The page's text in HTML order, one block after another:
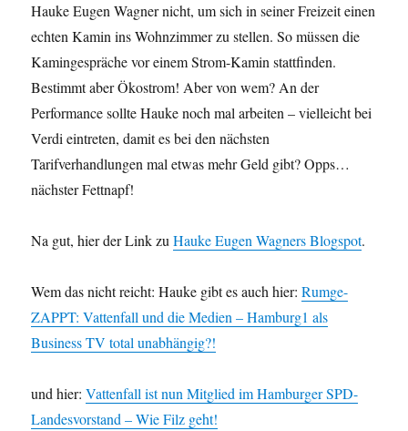
Hauke Eugen Wagner nicht, um sich in seiner Freizeit einen
echten Kamin ins Wohnzimmer zu stellen. So müssen die
Kamingespräche vor einem Strom-Kamin stattfinden.
Bestimmt aber Ökostrom! Aber von wem? An der
Performance sollte Hauke noch mal arbeiten – vielleicht bei
Verdi eintreten, damit es bei den nächsten
Tarifverhandlungen mal etwas mehr Geld gibt? Opps…
nächster Fettnapf!
Na gut, hier der Link zuHauke Eugen Wagners Blogspot.
Wem das nicht reicht: Hauke gibt es auch hier:Rumge-
ZAPPT: Vattenfall und die Medien – Hamburg1 als
Business TV total unabhängig?!
und hier:Vattenfall ist nun Mitglied im Hamburger SPD-
Landesvorstand – Wie Filz geht!